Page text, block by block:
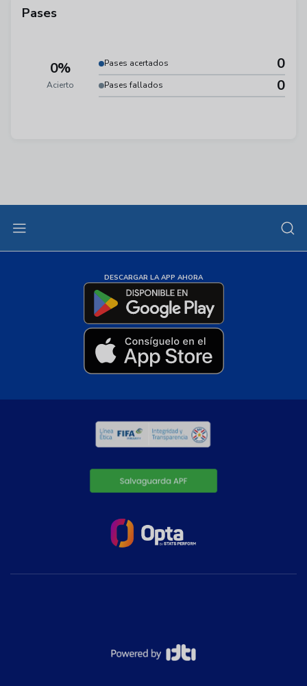
Pases
0%
Acierto
Pases acertados 0
Pases fallados 0
DESCARGAR LA APP AHORA